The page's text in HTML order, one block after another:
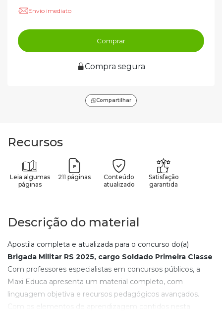
Envio imediato
Comprar
Compra segura
Compartilhar
Recursos
Leia algumas
páginas
211 páginas
Conteúdo
atualizado
Satisfação
garantida
Descrição do material
Apostila completa e atualizada para o concurso do(a)
Brigada Militar RS 2025, cargo Soldado Primeira Classe
Com professores especialistas em concursos públicos, a
Maxi Educa apresenta um material completo, com
linguagem objetiva e recursos pedagógicos avançados.
Com os elementos de aprendizagem contidos nesta